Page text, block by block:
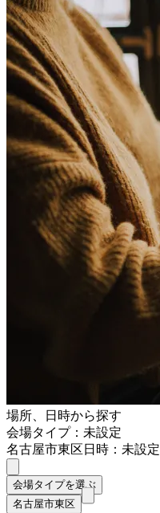
場所、日時から探す
会場タイプ：未設定
名古屋市東区日時：未設定
会場タイプを選ぶ
名古屋市東区